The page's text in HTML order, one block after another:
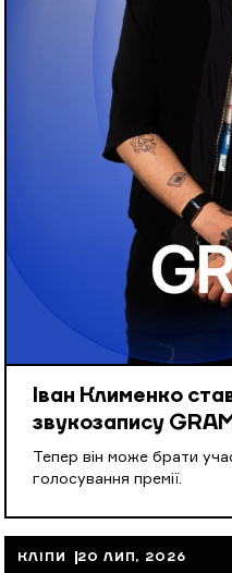
Іван Клименко
звукозапису
Тепер він може брати
голосування премії.
КЛІПИ 20 ЛИП, 2026